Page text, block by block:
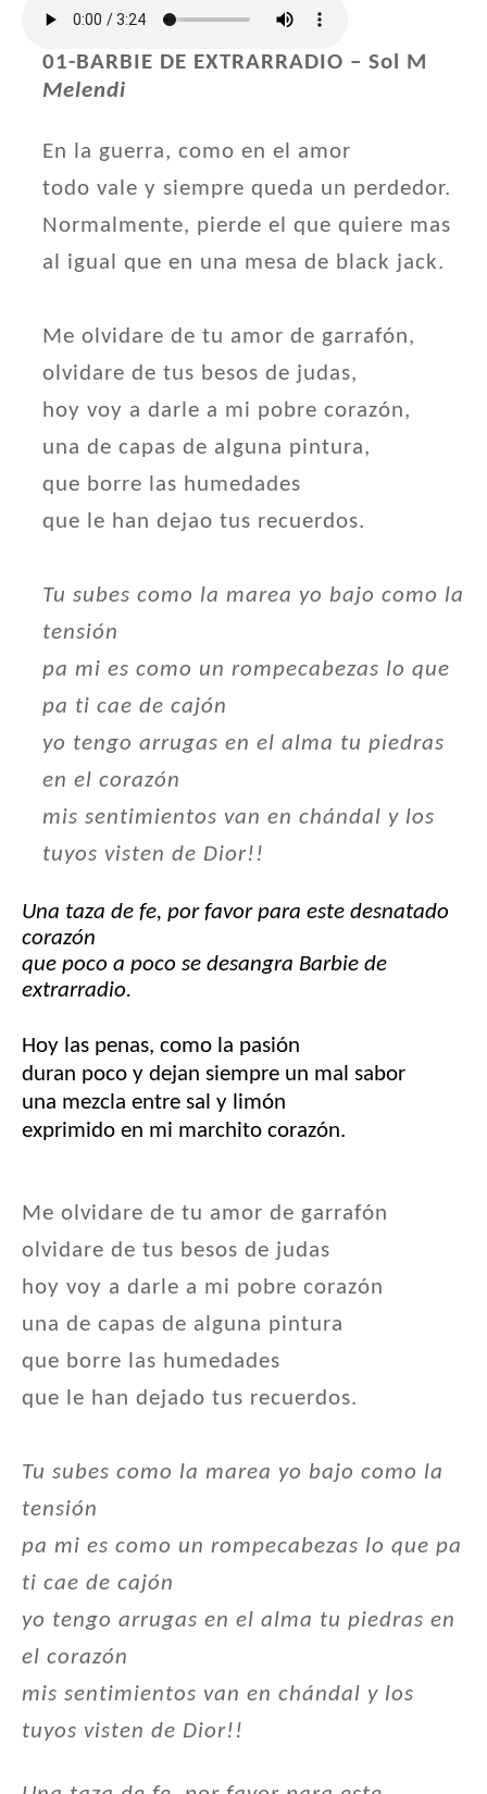
01-BARBIE DE EXTRARRADIO – Sol M
Melendi
En la guerra, como en el amor
todo vale y siempre queda un perdedor.
Normalmente, pierde el que quiere mas
al igual que en una mesa de black jack.
Me olvidare de tu amor de garrafón,
olvidare de tus besos de judas,
hoy voy a darle a mi pobre corazón,
una de capas de alguna pintura,
que borre las humedades
que le han dejao tus recuerdos.
Tu subes como la marea yo bajo como la
tensión
pa mi es como un rompecabezas lo que
pa ti cae de cajón
yo tengo arrugas en el alma tu piedras
en el corazón
mis sentimientos van en chándal y los
tuyos visten de Dior!!
Una taza de fe, por favor para este desnatado
corazón
que poco a poco se desangra Barbie de
extrarradio.
Hoy las penas, como la pasión
duran poco y dejan siempre un mal sabor
una mezcla entre sal y limón
exprimido en mi marchito corazón.
Me olvidare de tu amor de garrafón
olvidare de tus besos de judas
hoy voy a darle a mi pobre corazón
una de capas de alguna pintura
que borre las humedades
que le han dejado tus recuerdos.
Tu subes como la marea yo bajo como la
tensión
pa mi es como un rompecabezas lo que pa
ti cae de cajón
yo tengo arrugas en el alma tu piedras en
el corazón
mis sentimientos van en chándal y los
tuyos visten de Dior!!